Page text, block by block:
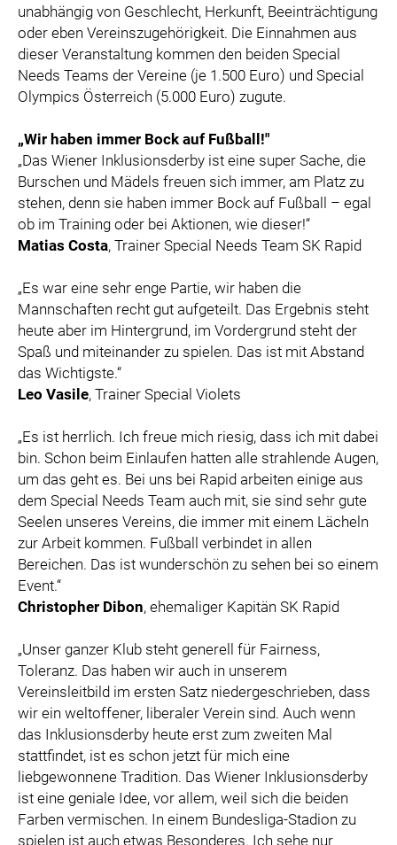
unabhängig von Geschlecht, Herkunft, Beeinträchtigung
oder eben Vereinszugehörigkeit. Die Einnahmen aus
dieser Veranstaltung kommen den beiden Special
Needs Teams der Vereine (je 1.500 Euro) und Special
Olympics Österreich (5.000 Euro) zugute.
„Wir haben immer Bock auf Fußball!"
„Das Wiener Inklusionsderby ist eine super Sache, die
Burschen und Mädels freuen sich immer, am Platz zu
stehen, denn sie haben immer Bock auf Fußball – egal
ob im Training oder bei Aktionen, wie dieser!“
Matias Costa, Trainer Special Needs Team SK Rapid
„Es war eine sehr enge Partie, wir haben die
Mannschaften recht gut aufgeteilt. Das Ergebnis steht
heute aber im Hintergrund, im Vordergrund steht der
Spaß und miteinander zu spielen. Das ist mit Abstand
das Wichtigste.“
Leo Vasile, Trainer Special Violets
„Es ist herrlich. Ich freue mich riesig, dass ich mit dabei
bin. Schon beim Einlaufen hatten alle strahlende Augen,
um das geht es. Bei uns bei Rapid arbeiten einige aus
dem Special Needs Team auch mit, sie sind sehr gute
Seelen unseres Vereins, die immer mit einem Lächeln
zur Arbeit kommen. Fußball verbindet in allen
Bereichen. Das ist wunderschön zu sehen bei so einem
Event.“
Christopher Dibon, ehemaliger Kapitän SK Rapid
„Unser ganzer Klub steht generell für Fairness,
Toleranz. Das haben wir auch in unserem
Vereinsleitbild im ersten Satz niedergeschrieben, dass
wir ein weltoffener, liberaler Verein sind. Auch wenn
das Inklusionsderby heute erst zum zweiten Mal
stattfindet, ist es schon jetzt für mich eine
liebgewonnene Tradition. Das Wiener Inklusionsderby
ist eine geniale Idee, vor allem, weil sich die beiden
Farben vermischen. In einem Bundesliga-Stadion zu
spielen ist auch etwas Besonderes. Ich sehe nur